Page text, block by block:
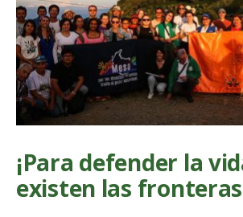
querella
interpuesta
por
AngloGold
Ashanti
contra
quienes
defienden
agua
y
la
tierra
¡Para defender la
existen las